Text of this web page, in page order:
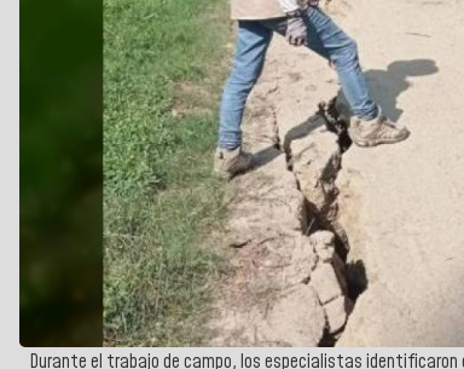
Durante el trabajo de campo, los especialistas